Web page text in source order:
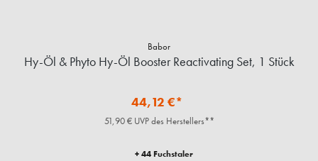
Babor
Hy-Öl & Phyto Hy-Öl Booster Reactivating Set, 1 Stück
44,12 €*
51,90 € UVP des Herstellers**
+ 44 Fuchstaler